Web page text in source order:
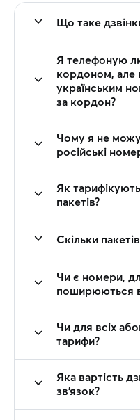
Що таке
Я телефоную
кордоном, але
українським
за кордон?
Чому я не
російські
Як
пакетів?
Скільки
Чи є номери,
поширюються
Чи для всіх
тарифи?
Яка вартість
зв’язок?